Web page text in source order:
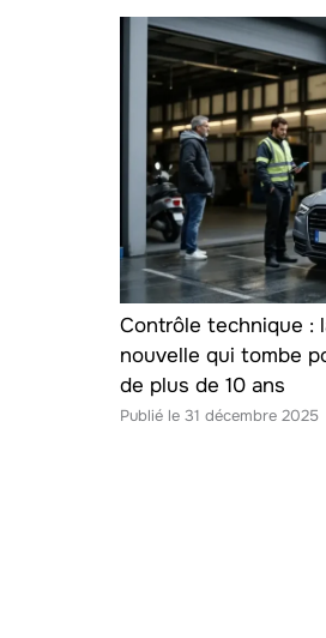
Contrôle technique :
nouvelle qui tombe
de plus de 10 ans
31 décembre 2025